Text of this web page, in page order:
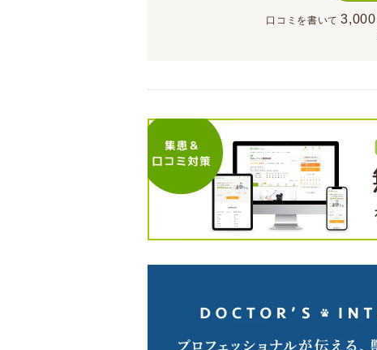
口コミを書いて 3,000